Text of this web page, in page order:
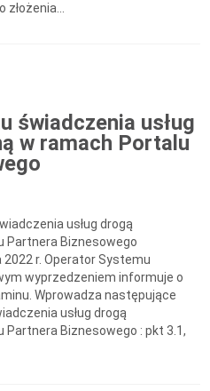
świadczenia usług
w ramach Portalu
usług drogą
Partnera Biznesowego
r. Operator Systemu
wyprzedzeniem informuje o
Wprowadza następujące
usług drogą
Biznesowego : pkt 3.1,